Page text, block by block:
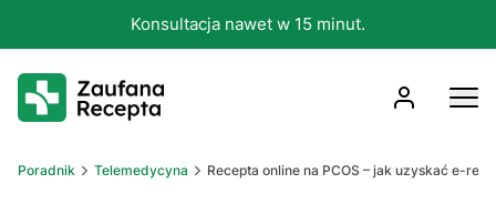
Konsultacja nawet w 15 minut.
Poradnik Telemedycyna Recepta online na PCOS – jak uzyskać e-